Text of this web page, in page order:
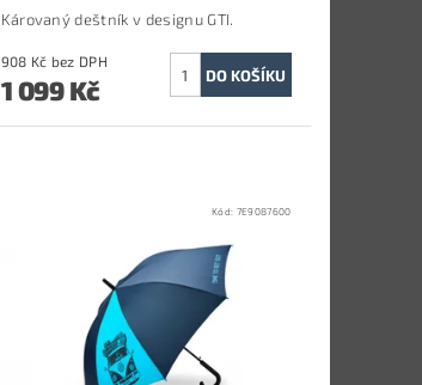
Károvaný deštník v designu GTI.
908 Kč bez DPH
1 099 Kč
Kód: 7E9087600